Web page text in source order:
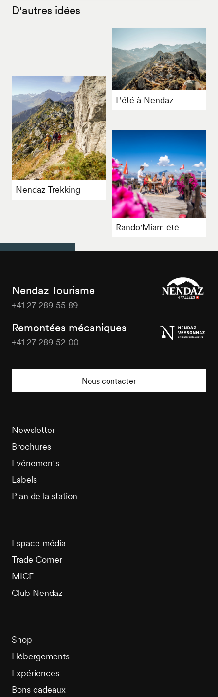
D'autres idées
L'été à Nendaz
Nendaz Trekking
Rando'Miam été
Nendaz Tourisme
+41 27 289 55 89
Remontées mécaniques
+41 27 289 52 00
Nous contacter
Newsletter
Brochures
Evénements
Labels
Plan de la station
Espace média
Trade Corner
MICE
Club Nendaz
Shop
Hébergements
Expériences
Bons cadeaux